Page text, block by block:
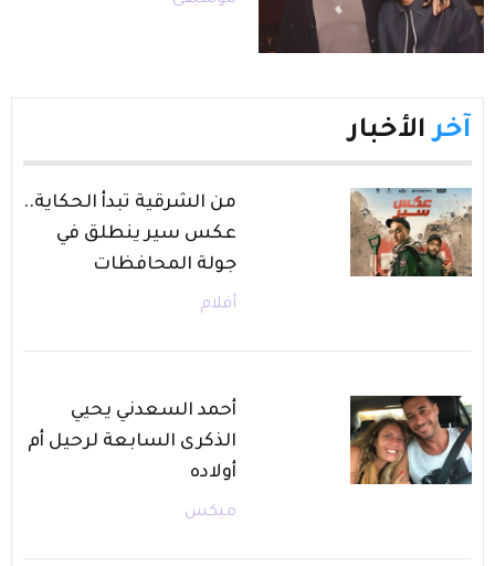
آخر الأخبار
من الشرقية تبدأ الحكاية..
عكس سير ينطلق في
جولة المحافظات
أفلام
أحمد السعدني يحيي
الذكرى السابعة لرحيل أم
أولاده
ميكس